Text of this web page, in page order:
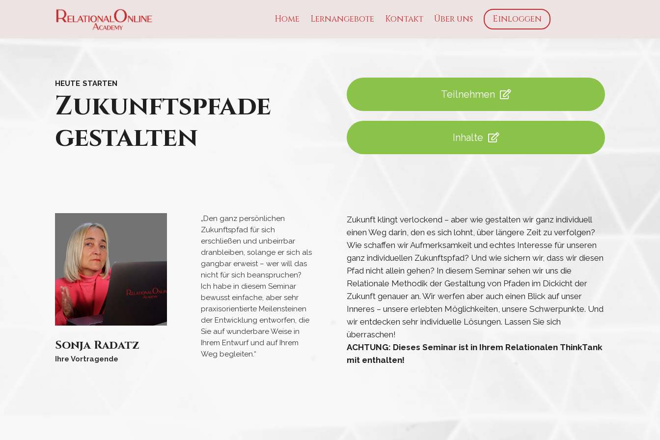
Home Lernangebote Kontakt Über uns Einloggen
HEUTE STARTEN
Zukunftspfade
gestalten
Teilnehmen
Inhalte
Sonja Radatz
Ihre Vortragende
„Den ganz persönlichen
Zukunftspfad für sich
erschließen und unbeirrbar
dranbleiben, solange er sich als
gangbar erweist – wer will das
nicht für sich beanspruchen?
Ich habe in diesem Seminar
bewusst einfache, aber sehr
praxisorientierte Meilensteinen
der Entwicklung entworfen, die
Sie auf wunderbare Weise in
Ihrem Entwurf und auf Ihrem
Weg begleiten.“
Zukunft klingt verlockend – aber wie gestalten wir ganz individuell
einen Weg darin, den es sich lohnt, über längere Zeit zu verfolgen?
Wie schaffen wir Aufmerksamkeit und echtes Interesse für unseren
ganz individuellen Zukunftspfad? Und wie sichern wir, dass wir diesen
Pfad nicht allein gehen? In diesem Seminar sehen wir uns die
Relationale Methodik der Gestaltung von Pfaden im Dickicht der
Zukunft genauer an. Wir werfen aber auch einen Blick auf unser
Inneres – unsere erlebten Möglichkeiten, unsere Schwerpunkte. Und
wir entdecken sehr individuelle Lösungen. Lassen Sie sich
überraschen!
ACHTUNG: Dieses Seminar ist in Ihrem Relationalen ThinkTank
mit enthalten!